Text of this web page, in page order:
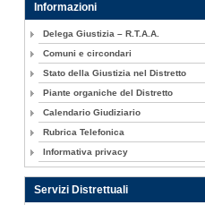
Informazioni
Delega Giustizia – R.T.A.A.
Comuni e circondari
Stato della Giustizia nel Distretto
Piante organiche del Distretto
Calendario Giudiziario
Rubrica Telefonica
Informativa privacy
Servizi Distrettuali